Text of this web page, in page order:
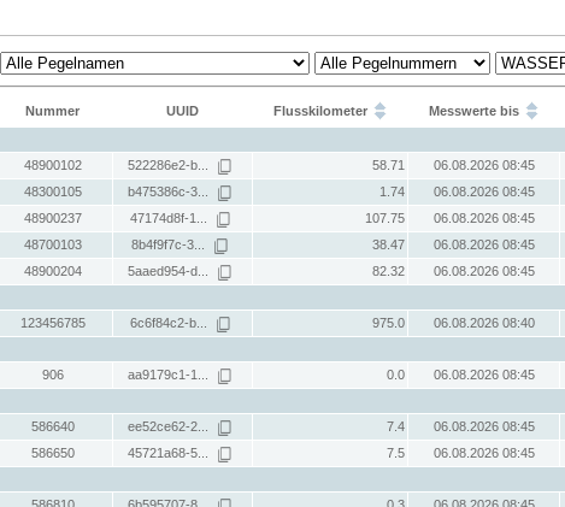
Nummer UUID Flusskilometer Messwerte bis
48900102 522286e2-b... 58.71
06.08.2026 08:45
48300105 b475386c-3... 1.74
06.08.2026 08:45
48900237 47174d8f-1... 107.75
06.08.2026 08:45
48700103 8b4f9f7c-3... 38.47
06.08.2026 08:45
48900204 5aaed954-d... 82.32
06.08.2026 08:45
123456785 6c6f84c2-b... 975.0
06.08.2026 08:40
906 aa9179c1-1... 0.0
06.08.2026 08:45
586640 ee52ce62-2... 7.4
06.08.2026 08:45
586650 45721a68-5... 7.5
06.08.2026 08:45